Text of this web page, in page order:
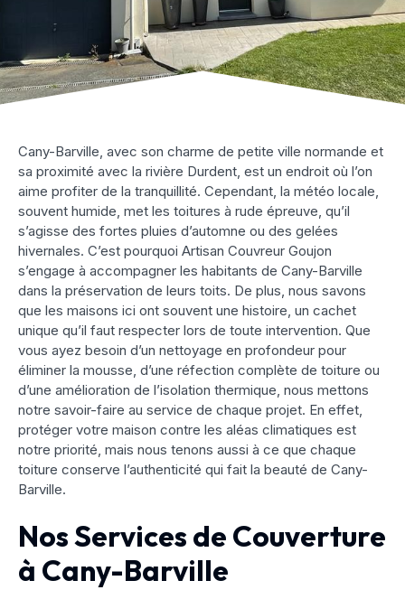
Cany-Barville, avec son charme de petite ville normande et
sa proximité avec la rivière Durdent, est un endroit où l’on
aime profiter de la tranquillité. Cependant, la météo locale,
souvent humide, met les toitures à rude épreuve, qu’il
s’agisse des fortes pluies d’automne ou des gelées
hivernales. C’est pourquoi Artisan Couvreur Goujon
s’engage à accompagner les habitants de Cany-Barville
dans la préservation de leurs toits. De plus, nous savons
que les maisons ici ont souvent une histoire, un cachet
unique qu’il faut respecter lors de toute intervention. Que
vous ayez besoin d’un nettoyage en profondeur pour
éliminer la mousse, d’une réfection complète de toiture ou
d’une amélioration de l’isolation thermique, nous mettons
notre savoir-faire au service de chaque projet. En effet,
protéger votre maison contre les aléas climatiques est
notre priorité, mais nous tenons aussi à ce que chaque
toiture conserve l’authenticité qui fait la beauté de Cany-
Barville.
Nos Services de Couverture
à Cany-Barville